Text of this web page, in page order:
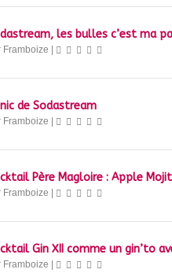
les bulles c’est ma
Framboize
de Sodastream
Framboize
Père Magloire : Apple
Framboize
Gin XII comme un gin’to
Framboize